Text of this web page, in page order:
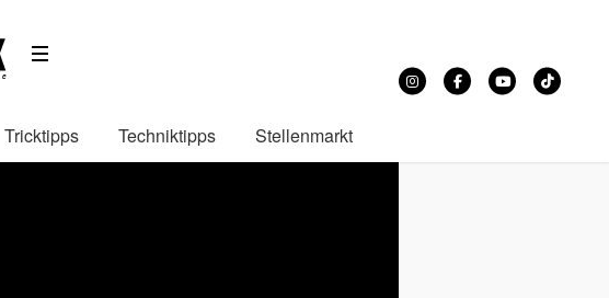
Tricktipps Techniktipps Stellenmarkt